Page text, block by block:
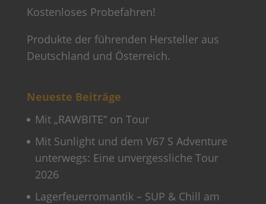
Kostenloses Probefahren!
Produkte der führenden Hersteller aus
Deutschland und Österreich.
Neueste Beiträge
Mit „RAWBITE“ on Tour
Mit Sunlight und dem V67 S Adventure
unterwegs: Eine unvergessliche Tour
2026
Lagerfeuerromantik – SUP & Chill am